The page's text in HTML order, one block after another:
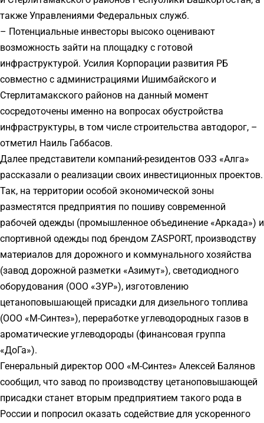
также Управлениями Федеральных служб.
– Потенциальные инвесторы высоко оценивают
возможность зайти на площадку с готовой
инфраструктурой. Усилия Корпорации развития РБ
совместно с администрациями Ишимбайского и
Стерлитамакского районов на данный момент
сосредоточены именно на вопросах обустройства
инфраструктуры, в том числе строительства автодорог, –
отметил Наиль Габбасов.
Далее представители компаний-резидентов ОЭЗ «Алга»
рассказали о реализации своих инвестиционных проектов.
Так, на территории особой экономической зоны
разместятся предприятия по пошиву современной
рабочей одежды (промышленное объединение «Аркада») и
спортивной одежды под брендом ZASPORT, производству
материалов для дорожного и коммунального хозяйства
(завод дорожной разметки «Азимут»), светодиодного
оборудования (ООО «ЗУР»), изготовлению
цетаноповышающей присадки для дизельного топлива
(ООО «М-Синтез»), переработке углеводородных газов в
ароматические углеводороды (финансовая группа
«ДоГа»).
Генеральный директор ООО «М-Синтез» Алексей Балянов
сообщил, что завод по производству цетаноповышающей
присадки станет вторым предприятием такого рода в
России и попросил оказать содействие для ускоренного